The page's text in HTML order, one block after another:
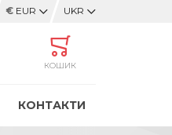
€ EUR UKR
КОШИК
КОНТАКТИ